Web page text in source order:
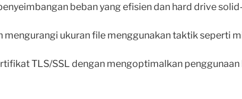
beban yang efisien dan hard drive
ukuran file menggunakan taktik seperti
TLS/SSL dengan mengoptimalkan